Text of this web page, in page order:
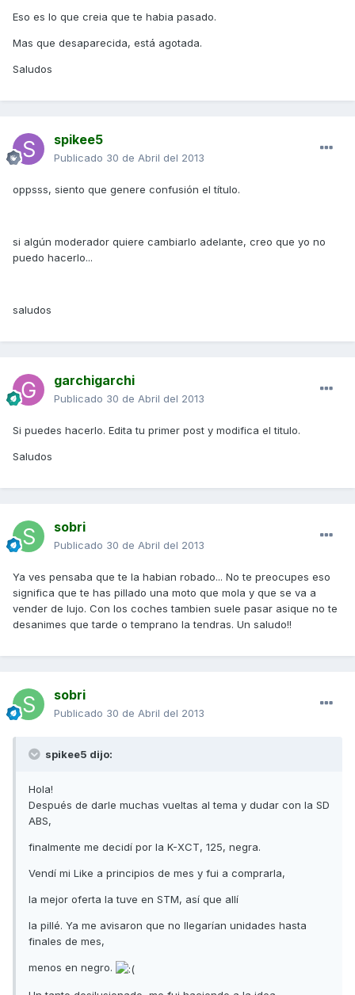
Eso es lo que creia que te habia pasado.
Mas que desaparecida, está agotada.
Saludos
spikee5
Publicado 30 de Abril del 2013
oppsss, siento que genere confusión el título.
si algún moderador quiere cambiarlo adelante, creo que yo no
puedo hacerlo...
saludos
garchigarchi
Publicado 30 de Abril del 2013
Si puedes hacerlo. Edita tu primer post y modifica el titulo.
Saludos
sobri
Publicado 30 de Abril del 2013
Ya ves pensaba que te la habian robado... No te preocupes eso
significa que te has pillado una moto que mola y que se va a
vender de lujo. Con los coches tambien suele pasar asique no te
desanimes que tarde o temprano la tendras. Un saludo!!
sobri
Publicado 30 de Abril del 2013
spikee5 dijo:
Hola!
Después de darle muchas vueltas al tema y dudar con la SD
ABS,
finalmente me decidí por la K-XCT, 125, negra.
Vendí mi Like a principios de mes y fui a comprarla,
la mejor oferta la tuve en STM, así que allí
la pillé. Ya me avisaron que no llegarían unidades hasta
finales de mes,
menos en negro.